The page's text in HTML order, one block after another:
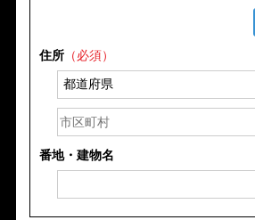
住所（必須）
番地・建物名